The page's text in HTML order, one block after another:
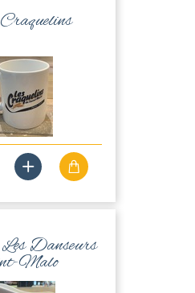
Danseurs
Malo